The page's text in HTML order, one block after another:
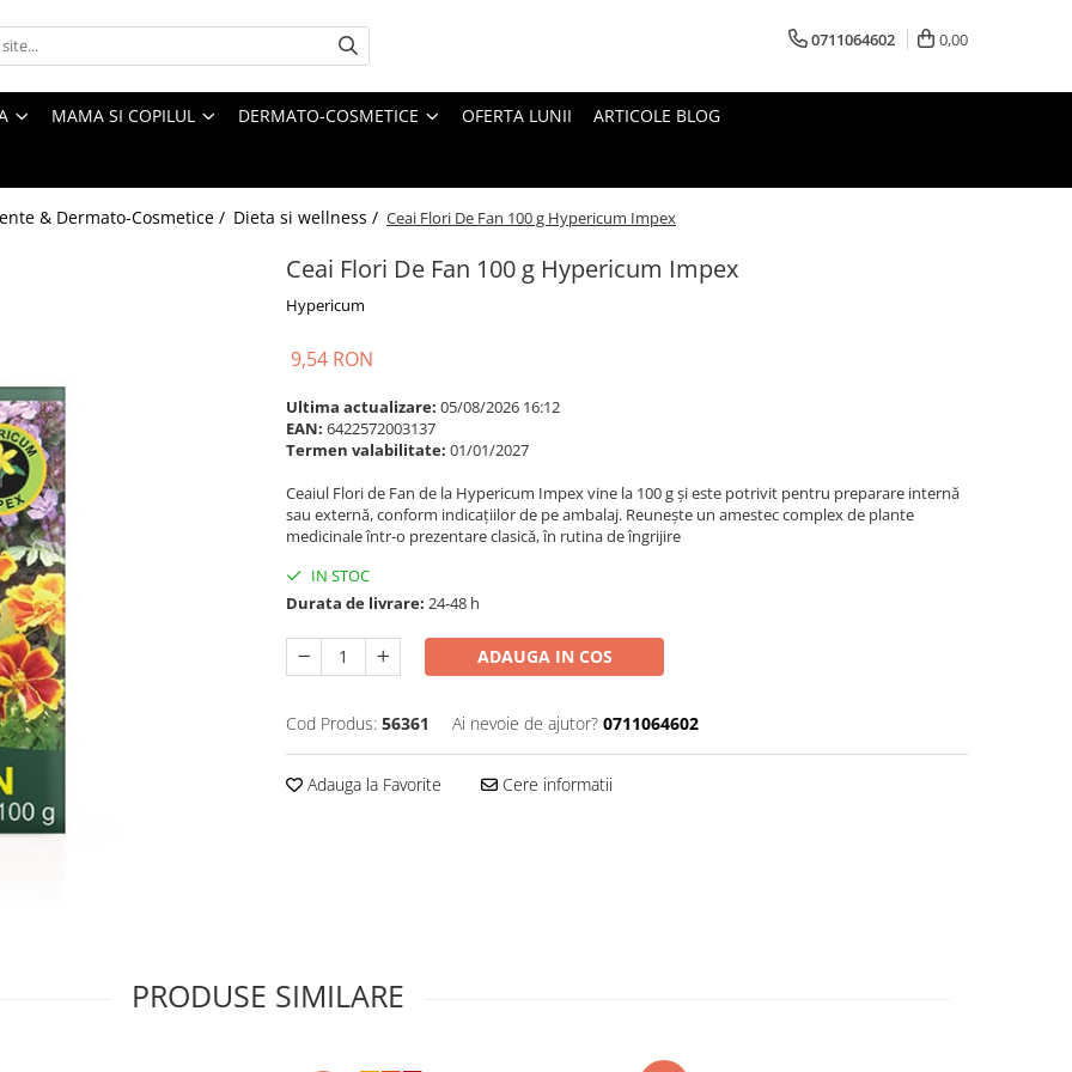
0711064602 0,00
MAMA SI COPILUL DERMATO-COSMETICE OFERTA LUNII ARTICOLE BLOG
& Dermato-Cosmetice / Dieta si wellness / Ceai Flori De Fan 100 g Hypericum Impex
Ceai Flori De Fan 100 g Hypericum Impex
Hypericum
9,54 RON
Ultima actualizare: 05/08/2026 16:12
EAN: 6422572003137
Termen valabilitate: 01/01/2027
Ceaiul Flori de Fan de la Hypericum Impex vine la 100 g și este potrivit pentru preparare internă
sau externă, conform indicațiilor de pe ambalaj. Reunește un amestec complex de plante
medicinale într-o prezentare clasică, în rutina de îngrijire
IN STOC
Durata de livrare: 24-48 h
ADAUGA IN COS
Cod Produs: 56361 Ai nevoie de ajutor? 0711064602
Adauga la Favorite Cere informatii
PRODUSE SIMILARE